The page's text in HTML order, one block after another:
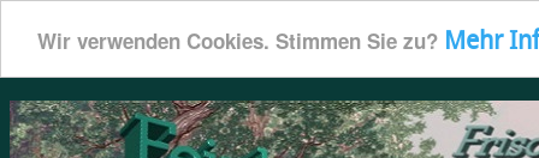
Wir verwenden Cookies. Stimmen Sie zu? Mehr